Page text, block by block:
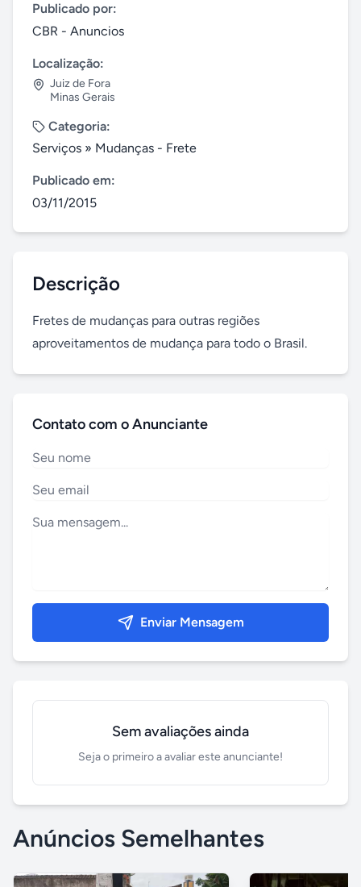
Publicado por:
CBR - Anuncios
Localização:
Juiz de Fora
Minas Gerais
Categoria:
Serviços » Mudanças - Frete
Publicado em:
03/11/2015
Descrição
Fretes de mudanças para outras regiões
aproveitamentos de mudança para todo o Brasil.
Contato com o Anunciante
Enviar Mensagem
Sem avaliações ainda
Seja o primeiro a avaliar este anunciante!
Anúncios Semelhantes